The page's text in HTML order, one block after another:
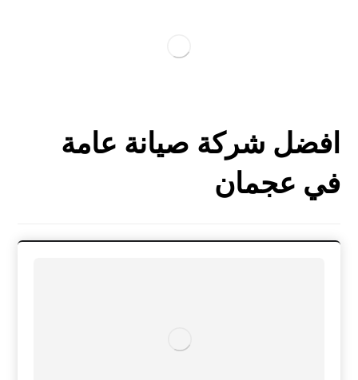
افضل شركة صيانة عامة
في عجمان